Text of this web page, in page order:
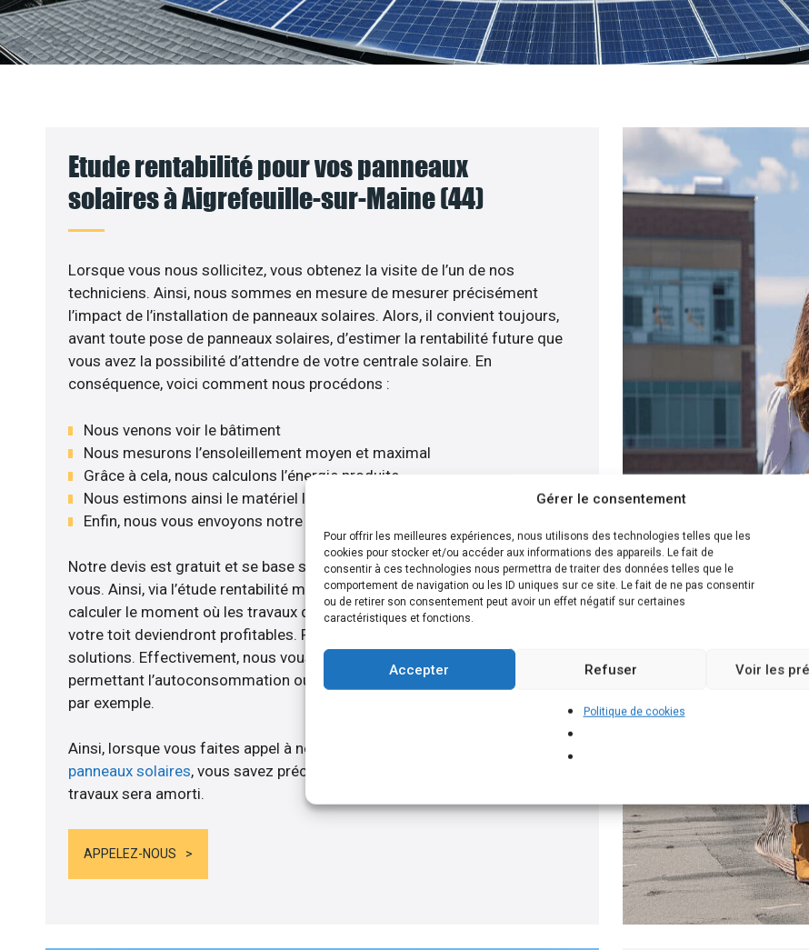
Gérer le consentement
Pour offrir les meilleures expériences, nous utilisons des technologies telles que les
cookies pour stocker et/ou accéder aux informations des appareils. Le fait de
consentir à ces technologies nous permettra de traiter des données telles que le
comportement de navigation ou les ID uniques sur ce site. Le fait de ne pas consentir
ou de retirer son consentement peut avoir un effet négatif sur certaines
caractéristiques et fonctions.
Accepter Refuser Voir les
Politique de cookies
Etude rentabilité pour vos panneaux
solaires à Aigrefeuille-sur-Maine (44)
Lorsque vous nous sollicitez, vous obtenez la visite de l’un de nos
techniciens. Ainsi, nous sommes en mesure de mesurer précisément
l’impact de l’installation de panneaux solaires. Alors, il convient toujours,
avant toute pose de panneaux solaires, d’estimer la rentabilité future que
vous avez la possibilité d’attendre de votre centrale solaire. En
conséquence, voici comment nous procédons :
Nous venons voir le bâtiment
Nous mesurons l’ensoleillement moyen et maximal
Grâce à cela, nous calculons l’énergie produite
Nous estimons ainsi le matériel le plus adéquat
Enfin, nous vous envoyons notre devis gratuitement
Notre devis est gratuit et se base sur la configuration la plus efficace pour
vous. Ainsi, via l’étude rentabilité menée, nous sommes capables de
calculer le moment où les travaux d’installation de panneaux solaire sur
votre toit deviendront profitables. Pour cela, nous disposons de plusieurs
solutions. Effectivement, nous vous proposons un branchement
permettant l’autoconsommation ou l’alimentation de batteries solaires,
par exemple.
Ainsi, lorsque vous faites appel à notre structure pour installer vos
panneaux solaires, vous savez précisément dès lors que le coût des
travaux sera amorti.
APPELEZ-NOUS